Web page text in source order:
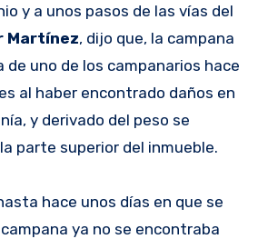
y a unos pasos de las vías del
Martínez, dijo que, la campana
de uno de los campanarios hace
al haber encontrado daños en
y derivado del peso se
parte superior del inmueble.
hace unos días en que se
ya no se encontraba